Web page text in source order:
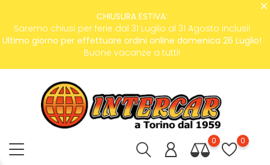
CHIUSURA ESTIVA:
Saremo chiusi per ferie dal 31 Luglio al 31 Agosto inclusi!
Ultimo giorno per effettuare ordini online domenica 26 Luglio!
Buone vacanze a tutti!
0 0